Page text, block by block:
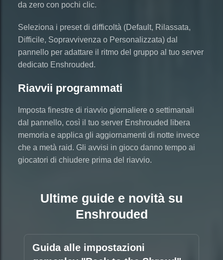
da zero con pochi clic.
Seleziona i preset di difficoltà (Default, Rilassata,
Difficile, Sopravvivenza o Personalizzata) dal
pannello per adattare il ritmo del gruppo al tuo server
dedicato Enshrouded.
Riavvii programmati
Imposta finestre di riavvio giornaliere o settimanali
dal pannello, così il tuo server Enshrouded libera
memoria e applica gli aggiornamenti di notte invece
che a metà raid. Gli avvisi in gioco danno tempo ai
giocatori di chiudere prima del riavvio.
Ultime guide e novità su
Enshrouded
Guida alle impostazioni